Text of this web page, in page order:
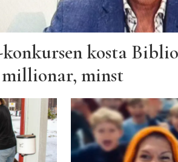
kosta
millionar, minst